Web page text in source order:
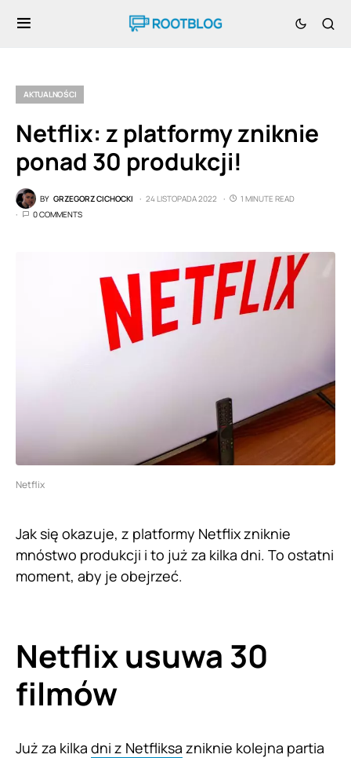
AKTUALNOŚCI
Netflix: z platformy zniknie
ponad 30 produkcji!
BY GRZEGORZ CICHOCKI 24 LISTOPADA 2022
1 MINUTE READ
0 COMMENTS
Netflix
Jak się okazuje, z platformy Netflix zniknie
mnóstwo produkcji i to już za kilka dni. To ostatni
moment, aby je obejrzeć.
Netflix usuwa 30
filmów
Już za kilka dni z Netfliksa zniknie kolejna partia